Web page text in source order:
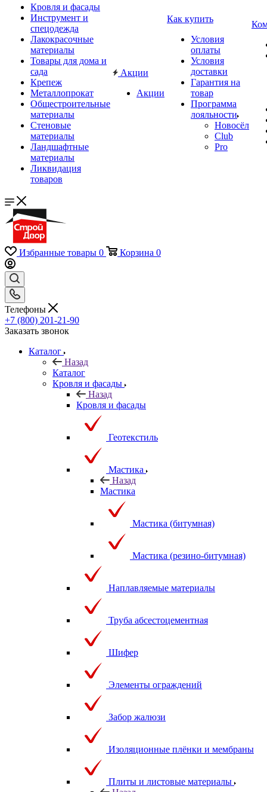
Кровля и фасады
Инструмент и
спецодежда
Лакокрасочные
материалы
Товары для дома и
сада
Крепеж
Металлопрокат
Общестроительные
материалы
Стеновые
материалы
Ландшафтные
материалы
Ликвидация
товаров
Акции
Акции
Как купить
Условия
оплаты
Условия
доставки
Гарантия на
товар
Программа
лояльности
Новосёл
Club
Pro
Избранные товары 0 Корзина 0
Телефоны
+7 (800) 201-21-90
Заказать звонок
Каталог
Назад
Каталог
Кровля и фасады
Назад
Кровля и фасады
Геотекстиль
Мастика
Назад
Мастика
Мастика (битумная)
Мастика (резино-битумная)
Наплавляемые материалы
Труба абсестоцементная
Шифер
Элементы ограждений
Забор жалюзи
Изоляционные плёнки и мембраны
Плиты и листовые материалы